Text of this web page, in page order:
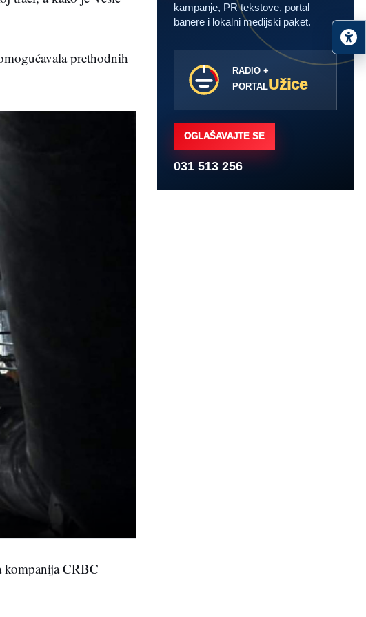
prethodnih
kompanija CRBC
kampanje, PR tekstove, portal
banere i lokalni medijski paket.
RADIO +
PORTALUžice
OGLAŠAVAJTE SE
031 513 256